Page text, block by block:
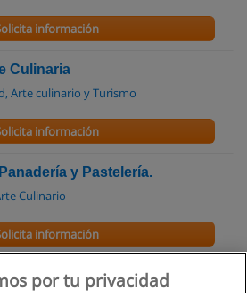
información
Culinaria
Arte culinario y Turismo
información
y Pastelería.
Culinario
información
por tu privacidad